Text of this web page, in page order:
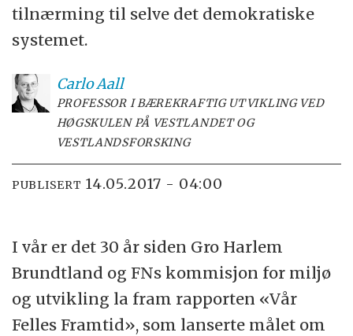
tilnærming til selve det demokratiske
systemet.
CarloAall
PROFESSOR I BÆREKRAFTIG UTVIKLING VED
HØGSKULEN PÅ VESTLANDET OG
VESTLANDSFORSKING
PUBLISERT 14.05.2017 - 04:00
I vår er det 30 år siden Gro Harlem
Brundtland og FNs kommisjon for miljø
og utvikling la fram rapporten «Vår
Felles Framtid», som lanserte målet om